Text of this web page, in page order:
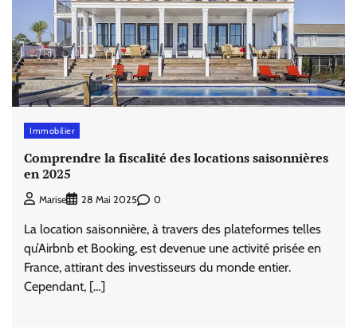
Immobilier
Comprendre la fiscalité des locations saisonnières
en 2025
Marise 28 Mai 2025 0
La location saisonnière, à travers des plateformes telles
qu’Airbnb et Booking, est devenue une activité prisée en
France, attirant des investisseurs du monde entier.
Cependant, […]